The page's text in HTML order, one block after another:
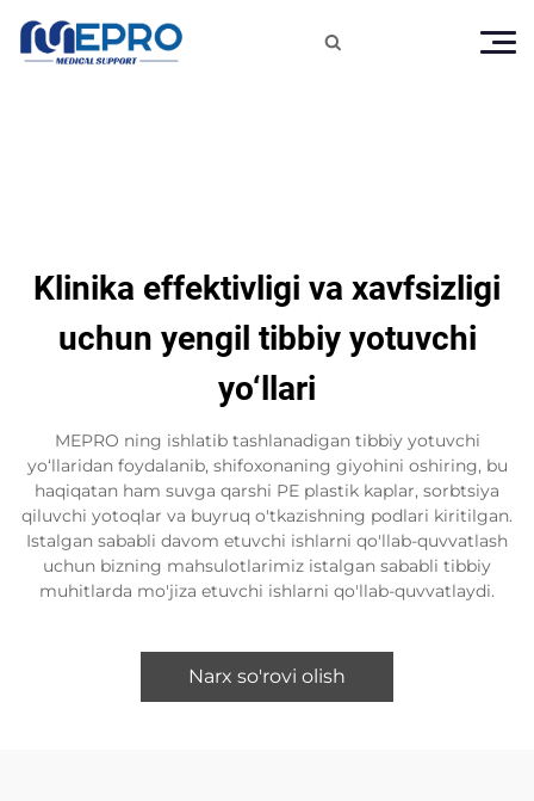

Klinika effektivligi va xavfsizligi
uchun yengil tibbiy yotuvchi
yo‘llari
MEPRO ning ishlatib tashlanadigan tibbiy yotuvchi
yo‘llaridan foydalanib, shifoxonaning giyohini oshiring, bu
haqiqatan ham suvga qarshi PE plastik kaplar, sorbtsiya
qiluvchi yotoqlar va buyruq o'tkazishning podlari kiritilgan.
Istalgan sababli davom etuvchi ishlarni qo'llab-quvvatlash
uchun bizning mahsulotlarimiz istalgan sababli tibbiy
muhitlarda mo'jiza etuvchi ishlarni qo'llab-quvvatlaydi.
Narx so'rovi olish